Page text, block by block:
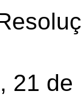
21